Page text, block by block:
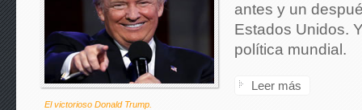
El victorioso Donald Trump.
antes y un
Estados Unidos.
política mundial.
Leer más